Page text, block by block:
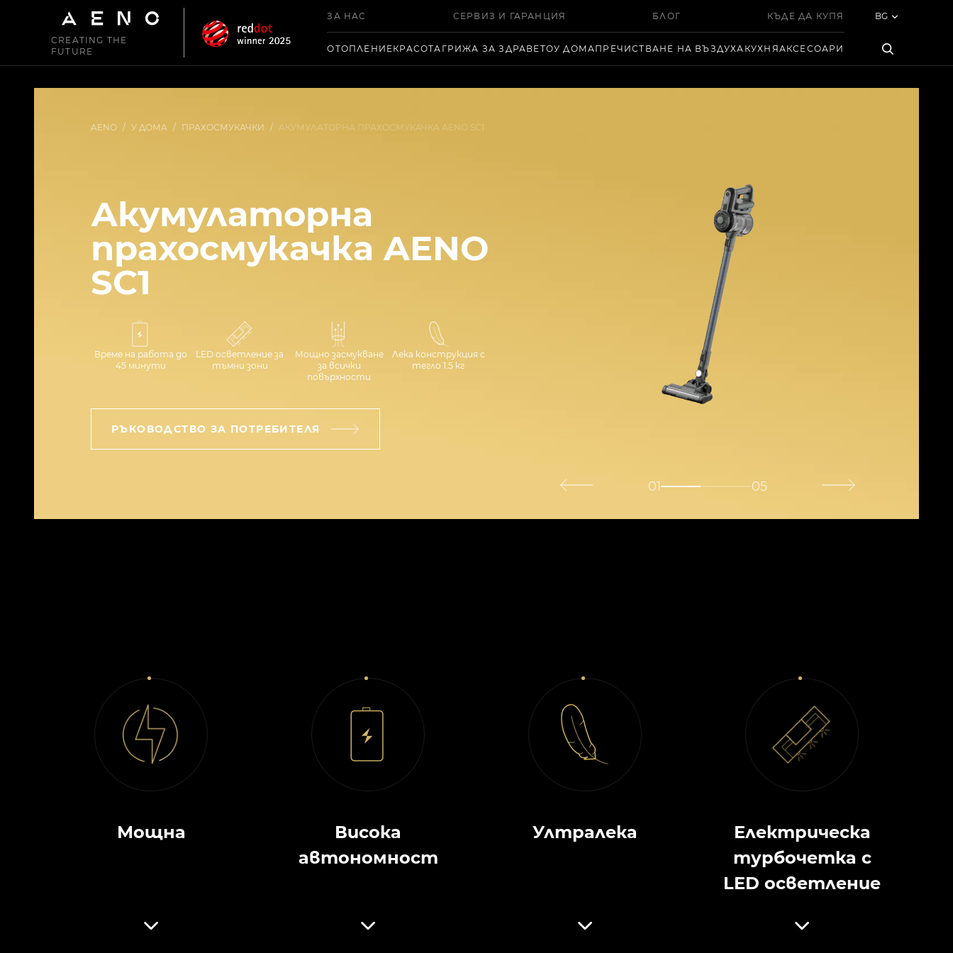
CREATING THE
FUTURE
ЗА НАС СЕРВИЗ И ГАРАНЦИЯ БЛОГ КЪДЕ ДА КУПЯ
ОТОПЛЕНИЕКРАСОТА ГРИЖА ЗА ЗДРАВЕТОУ ДОМАПРЕЧИСТВАНЕ НА ВЪЗДУХА КУХНЯАКСЕСОАРИ
BG
AENO / У ДОМА / ПРАХОСМУКАЧКИ / АКУМУЛАТОРНА ПРАХОСМУКАЧКА AENO SC1
Акумулаторна
прахосмукачка AENO
SC1
Време на работа до
45 минути
LED осветление за
тъмни зони
Мощно засмукване
за всички
повърхности
Лека конструкция с
тегло 1.5 кг
РЪКОВОДСТВО ЗА ПОТРЕБИТЕЛЯ
01 05
Мощна
Висока
автономност
Ултралека
Електрическа
турбочетка с
LED осветление